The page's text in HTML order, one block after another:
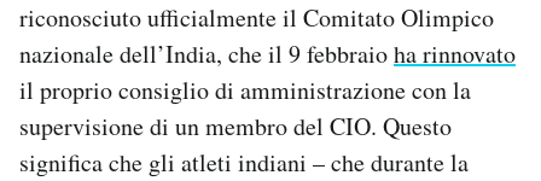
riconosciuto ufficialmente il Comitato Olimpico
nazionale dell’India, che il 9 febbraioha rinnovato
il proprio consiglio di amministrazione con la
supervisione di un membro del CIO. Questo
significa che gli atleti indiani – che durante la